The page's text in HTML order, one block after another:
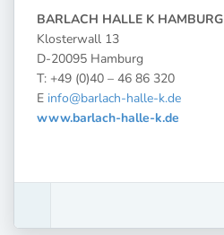
BARLACH HALLE K HAMBURG
Klosterwall 13
D-20095 Hamburg
T: +49 (0)40 – 46 86 320
E info@barlach-halle-k.de
www.barlach-halle-k.de